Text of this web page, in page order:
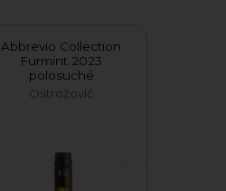
Abbrevio Collection
Furmint 2023
polosuché
Ostrožovič